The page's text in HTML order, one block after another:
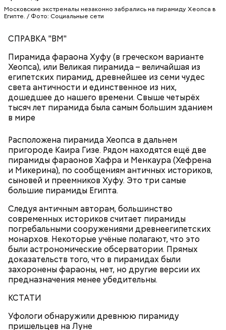
Московские экстремалы незаконно забрались на пирамиду Хеопса в
Египте. / Фото: Социальные сети
СПРАВКА "ВМ"
Пирамида фараона Хуфу (в греческом варианте
Хеопса), или Великая пирамида – величайшая из
египетских пирамид, древнейшее из семи чудес
света античности и единственное из них,
дошедшее до нашего времени. Свыше четырёх
тысяч лет пирамида была самым большим зданием
в мире
Расположена пирамида Хеопса в дальнем
пригороде Каира Гизе. Рядом находятся ещё две
пирамиды фараонов Хафра и Менкаура (Хефрена
и Микерина), по сообщениям античных историков,
сыновей и преемников Хуфу. Это три самые
большие пирамиды Египта.
Следуя античным авторам, большинство
современных историков считает пирамиды
погребальными сооружениями древнеегипетских
монархов. Некоторые учёные полагают, что это
были астрономические обсерватории. Прямых
доказательств того, что в пирамидах были
захоронены фараоны, нет, но другие версии их
предназначения менее убедительны.
КСТАТИ
Уфологи обнаружили древнюю пирамиду
пришельцев на Луне
Стадион ацтеков с человеческими останками
найден археологами во время раскопок в Мехико.
Специалисты считают, что останки могут
принадлежать игрокам, которых приносили в
жертву (далее…).